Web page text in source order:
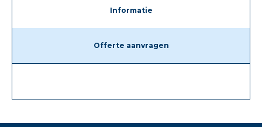
Informatie
Offerte aanvragen